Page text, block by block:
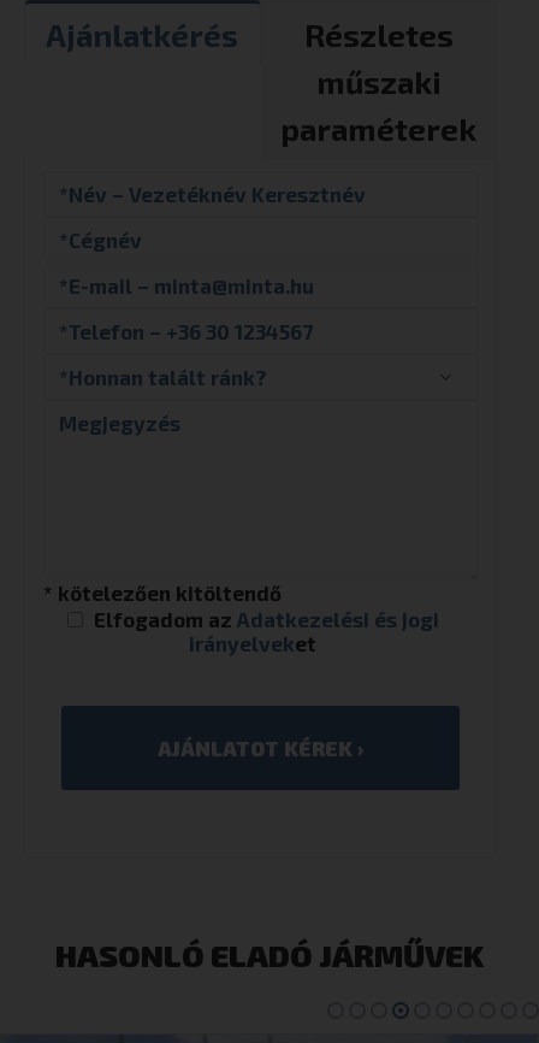
Ajánlatkérés
Részletes
műszaki
paraméterek
* kötelezően kitöltendő
Elfogadom az Adatkezelési és jogi
irányelveket
HASONLÓ ELADÓ JÁRMŰVEK